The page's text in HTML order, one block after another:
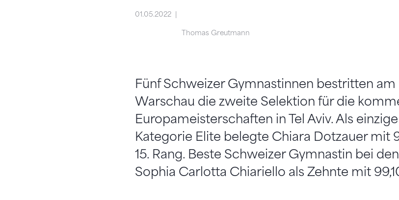
01.05.2022
Thomas Greutmann
Fünf Schweizer Gymnastinnen bestritten am
Warschau die zweite Selektion für die
Europameisterschaften in Tel Aviv. Als
Kategorie Elite belegte Chiara Dotzauer mit
15. Rang. Beste Schweizer Gymnastin bei
Sophia Carlotta Chiariello als Zehnte mit